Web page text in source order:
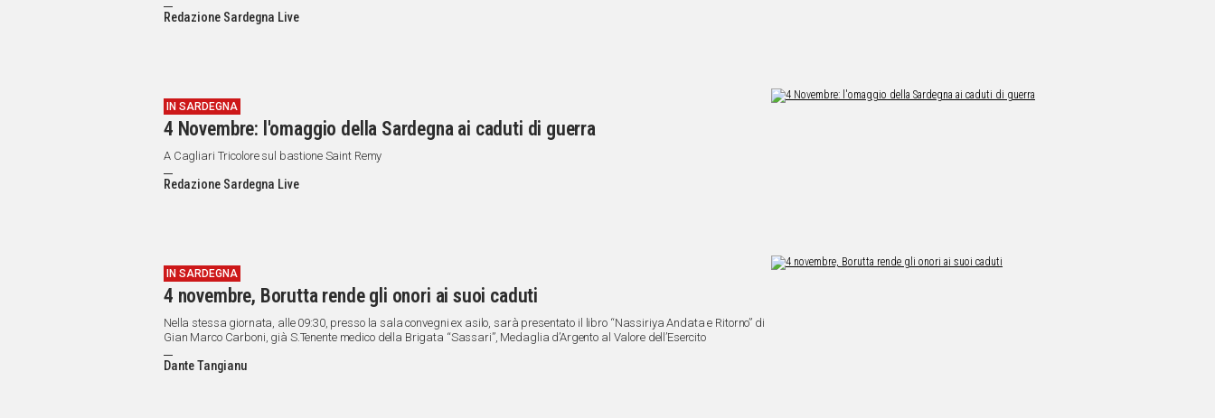
Redazione Sardegna Live
IN SARDEGNA
4 Novembre: l'omaggio della Sardegna ai caduti di guerra
A Cagliari Tricolore sul bastione Saint Remy
Redazione Sardegna Live
IN SARDEGNA
4 novembre, Borutta rende gli onori ai suoi caduti
Nella stessa giornata, alle 09:30, presso la sala convegni ex asilo, sarà presentato il libro “Nassiriya Andata e Ritorno” di
Gian Marco Carboni, già S.Tenente medico della Brigata “Sassari”, Medaglia d’Argento al Valore dell’Esercito
Dante Tangianu